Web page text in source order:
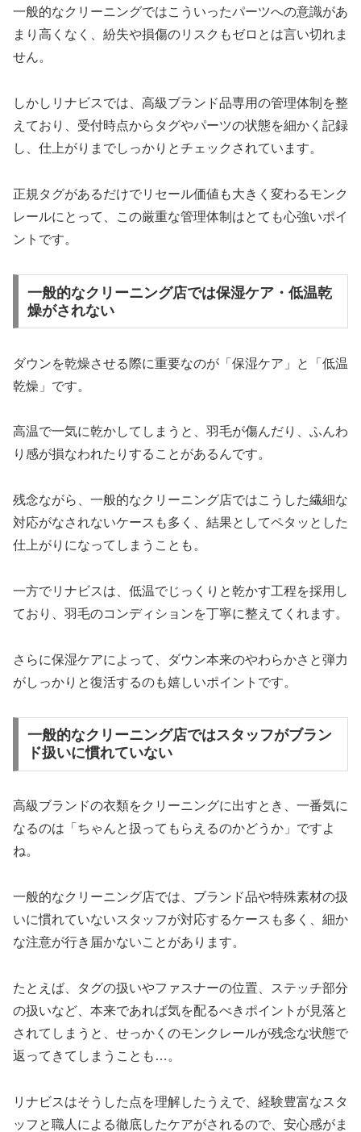
一般的なクリーニングではこういったパーツへの意識があ
まり高くなく、紛失や損傷のリスクもゼロとは言い切れま
せん。
しかしリナビスでは、高級ブランド品専用の管理体制を整
えており、受付時点からタグやパーツの状態を細かく記録
し、仕上がりまでしっかりとチェックされています。
正規タグがあるだけでリセール価値も大きく変わるモンク
レールにとって、この厳重な管理体制はとても心強いポイ
ントです。
一般的なクリーニング店では保湿ケア・低温乾
燥がされない
ダウンを乾燥させる際に重要なのが「保湿ケア」と「低温
乾燥」です。
高温で一気に乾かしてしまうと、羽毛が傷んだり、ふんわ
り感が損なわれたりすることがあるんです。
残念ながら、一般的なクリーニング店ではこうした繊細な
対応がなされないケースも多く、結果としてペタッとした
仕上がりになってしまうことも。
一方でリナビスは、低温でじっくりと乾かす工程を採用し
ており、羽毛のコンディションを丁寧に整えてくれます。
さらに保湿ケアによって、ダウン本来のやわらかさと弾力
がしっかりと復活するのも嬉しいポイントです。
一般的なクリーニング店ではスタッフがブラン
ド扱いに慣れていない
高級ブランドの衣類をクリーニングに出すとき、一番気に
なるのは「ちゃんと扱ってもらえるのかどうか」ですよ
ね。
一般的なクリーニング店では、ブランド品や特殊素材の扱
いに慣れていないスタッフが対応するケースも多く、細か
な注意が行き届かないことがあります。
たとえば、タグの扱いやファスナーの位置、ステッチ部分
の扱いなど、本来であれば気を配るべきポイントが見落と
されてしまうと、せっかくのモンクレールが残念な状態で
返ってきてしまうことも…。
リナビスはそうした点を理解したうえで、経験豊富なスタ
ッフと職人による徹底したケアがされるので、安心感がま